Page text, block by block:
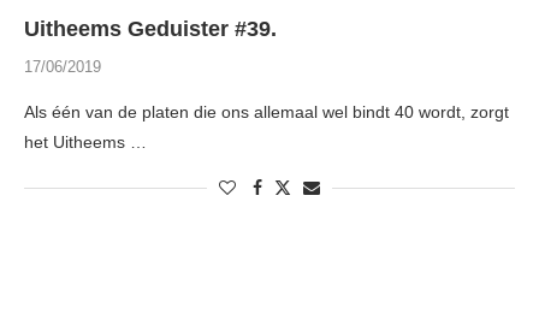
Uitheems Geduister #39.
17/06/2019
Als één van de platen die ons allemaal wel bindt 40 wordt, zorgt
het Uitheems …